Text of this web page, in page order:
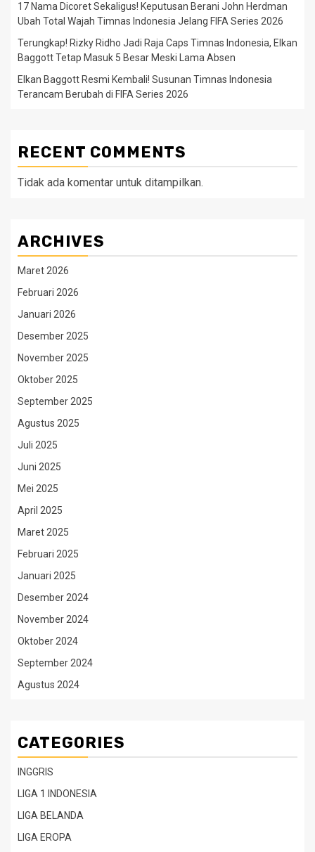
17 Nama Dicoret Sekaligus! Keputusan Berani John Herdman
Ubah Total Wajah Timnas Indonesia Jelang FIFA Series 2026
Terungkap! Rizky Ridho Jadi Raja Caps Timnas Indonesia, Elkan
Baggott Tetap Masuk 5 Besar Meski Lama Absen
Elkan Baggott Resmi Kembali! Susunan Timnas Indonesia
Terancam Berubah di FIFA Series 2026
RECENT COMMENTS
Tidak ada komentar untuk ditampilkan.
ARCHIVES
Maret 2026
Februari 2026
Januari 2026
Desember 2025
November 2025
Oktober 2025
September 2025
Agustus 2025
Juli 2025
Juni 2025
Mei 2025
April 2025
Maret 2025
Februari 2025
Januari 2025
Desember 2024
November 2024
Oktober 2024
September 2024
Agustus 2024
CATEGORIES
INGGRIS
LIGA 1 INDONESIA
LIGA BELANDA
LIGA EROPA